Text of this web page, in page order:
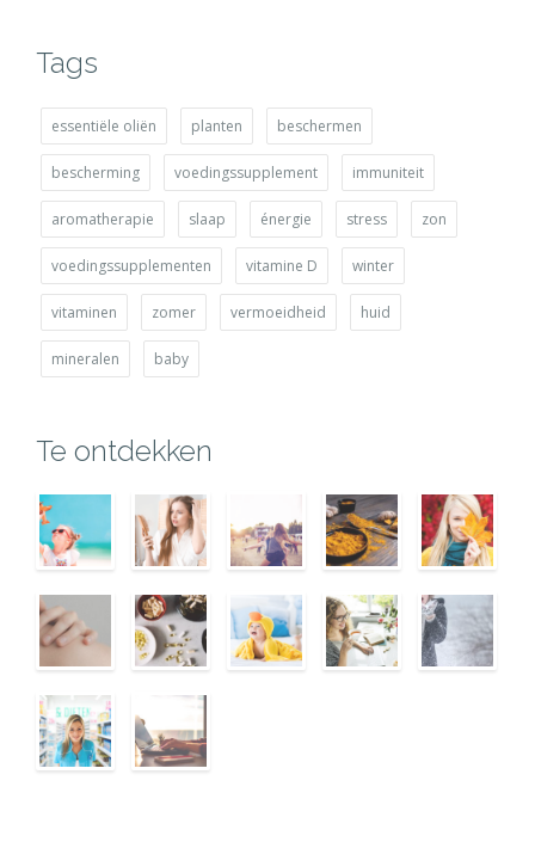
Tags
essentiële oliën planten beschermen
bescherming voedingssupplement immuniteit
aromatherapie slaap énergie stress zon
voedingssupplementen vitamine D winter
vitaminen zomer vermoeidheid huid
mineralen baby
Te ontdekken